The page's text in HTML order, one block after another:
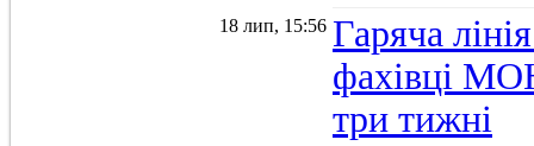
18 лип, 15:56 Гаряча
фахівці
три тижні